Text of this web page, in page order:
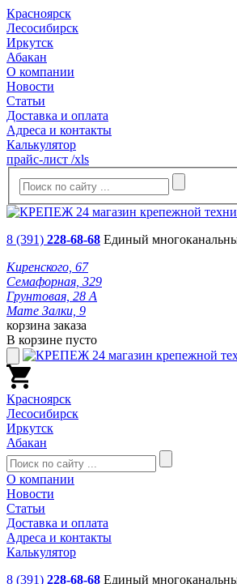
Красноярск
Лесосибирск
Иркутск
Абакан
О компании
Новости
Статьи
Доставка и оплата
Адреса и контакты
Калькулятор
прайс-лист /xls
8 (391) 228-68-68 Единый
Киренского, 67
Семафорная, 329
Грунтовая, 28 А
Мате Залки, 9
корзина заказа
В корзине пусто
Красноярск
Лесосибирск
Иркутск
Абакан
О компании
Новости
Статьи
Доставка и оплата
Адреса и контакты
Калькулятор
8 (391) 228-68-68 Единый